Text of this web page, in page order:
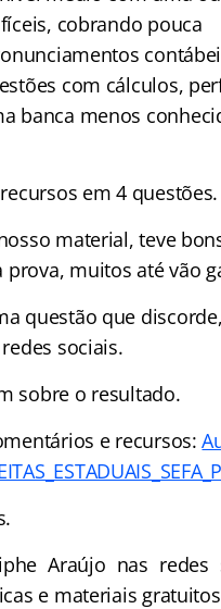
cobrando pouca
com cálculos,
banca menos
em 4 questões.
material, teve
prova, muitos até vão
questão que
sociais.
sobre o resultado.
e recursos:
Araújo nas redes
e materiais gratuitos